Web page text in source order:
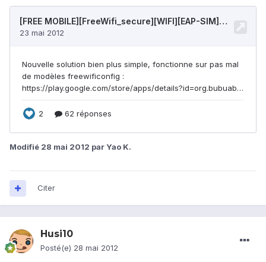
Modifié 28 mai 2012 par Yao K.
Citer
Husi10
Posté(e) 28 mai 2012